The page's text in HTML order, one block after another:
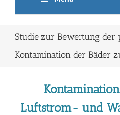
Studie zur Bewertung der
Kontamination der Bäder
Luftstrom- und